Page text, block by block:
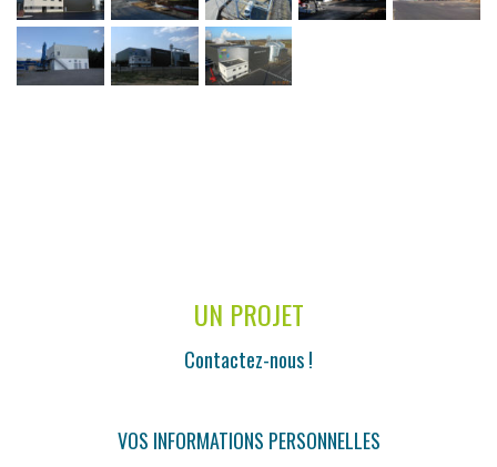
UN PROJET
Contactez-nous !
VOS INFORMATIONS PERSONNELLES